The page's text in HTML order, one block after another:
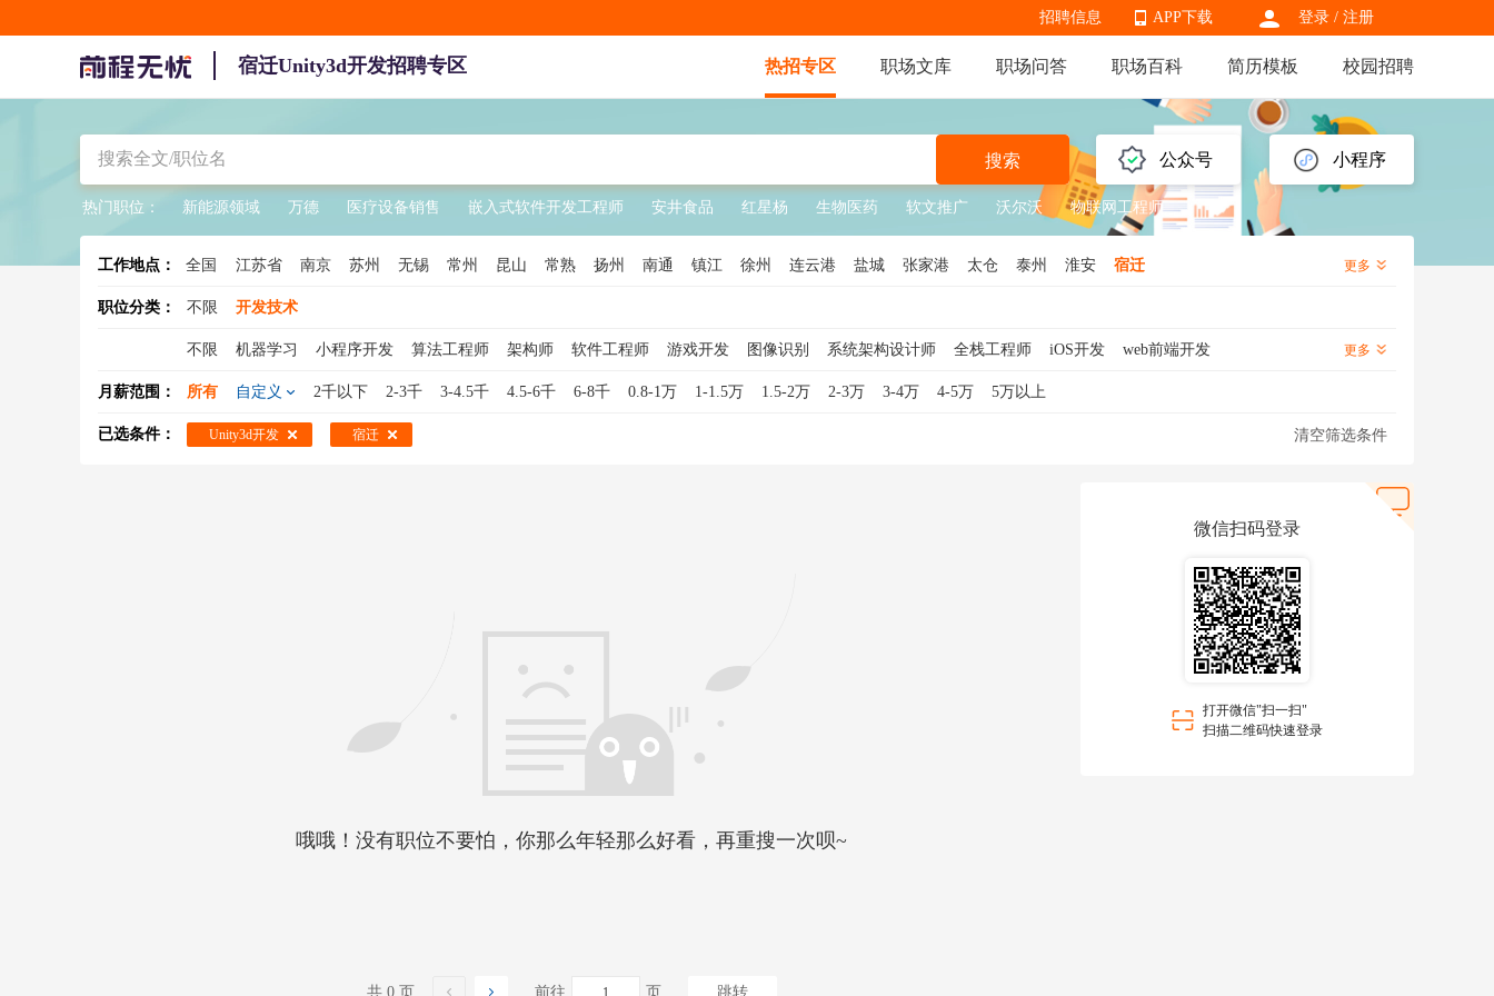
登录 / 注册
APP下载
APP下载
招聘信息
宿迁Unity3d开发招聘专区 热招专区 职场文库 职场问答 职场百科 简历模板 校园招聘
公众号 小程序
搜索
热门职位： 新能源领域 万德 医疗设备销售 嵌入式软件开发工程师 安井食品 红星杨 生物医药 软文推广 沃尔沃 物联网工程师
工作地点： 全国 江苏省 南京 苏州 无锡 常州 昆山 常熟 扬州 南通 镇江 徐州 连云港 盐城 张家港 太仓 泰州 淮安 宿迁 更多
职位分类： 不限 开发技术
不限 机器学习 小程序开发 算法工程师 架构师 软件工程师 游戏开发 图像识别 系统架构设计师 全栈工程师 iOS开发
web前端开发
Android开发
技术总监 区块链开发 高级软件工程师 Java开发工程师 大数据开发工程师 技术经理 DSP开发 GIS工程师
更多
月薪范围： 所有 自定义 2千以下 2-3千 3-4.5千 4.5-6千 6-8千 0.8-1万 1-1.5万 1.5-2万 2-3万 3-4万 4-5万 5万以上
已选条件： Unity3d开发 宿迁 清空筛选条件
哦哦！没有职位不要怕，你那么年轻那么好看，再重搜一次呗~
共 0 页 前往 页 跳转
微信扫码登录
打开微信"扫一扫"
扫描二维码快速登录